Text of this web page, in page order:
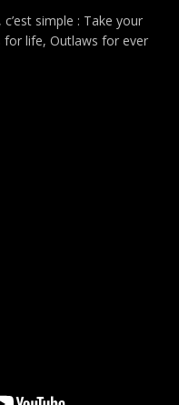
simple : Take your
for life, Outlaws for ever